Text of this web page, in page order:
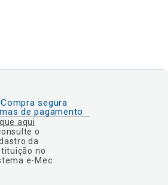
Compra segura
de pagamento
aqui
o
da
no
e-Mec